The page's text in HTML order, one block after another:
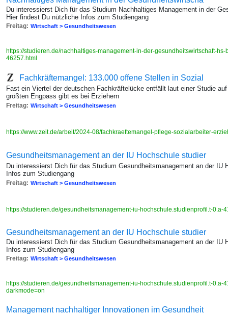
Du interessierst Dich für das Studium Nachhaltiges Management in der
Hier findest Du nützliche Infos zum Studiengang
Freitag: Wirtschaft > Gesundheitswesen
https://studieren.de/nachhaltiges-management-in-der-gesundheitswirtschaft-
46257.html
Fachkräftemangel: 133.000 offene Stellen in Sozial
Fast ein Viertel der deutschen Fachkräftelücke entfällt laut einer Studie
größten Engpass gibt es bei Erziehern
Freitag: Wirtschaft > Gesundheitswesen
https://www.zeit.de/arbeit/2024-08/fachkraeftemangel-pflege-sozialarbeiter-
Gesundheitsmanagement an der IU Hochschule studier
Du interessierst Dich für das Studium Gesundheitsmanagement an der IU
Infos zum Studiengang
Freitag: Wirtschaft > Gesundheitswesen
https://studieren.de/gesundheitsmanagement-iu-hochschule.studienprofil.t-0.a-
Gesundheitsmanagement an der IU Hochschule studier
Du interessierst Dich für das Studium Gesundheitsmanagement an der IU
Infos zum Studiengang
Freitag: Wirtschaft > Gesundheitswesen
https://studieren.de/gesundheitsmanagement-iu-hochschule.studienprofil.t-0.a-
darkmode=on
Management nachhaltiger Innovationen im Gesundheit